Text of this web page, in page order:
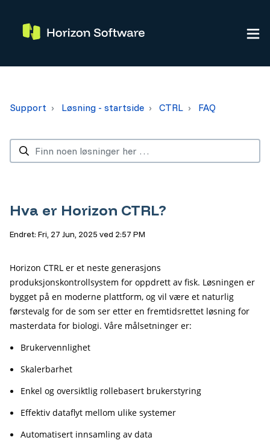
Support Løsning - startside CTRL FAQ
Hva er Horizon CTRL?
Endret: Fri, 27 Jun, 2025 ved 2:57 PM
Horizon CTRL er et neste generasjons
produksjonskontrollsystem for oppdrett av fisk. Løsningen er
bygget på en moderne plattform, og vil være et naturlig
førstevalg for de som ser etter en fremtidsrettet løsning for
masterdata for biologi. Våre målsetninger er:
Brukervennlighet
Skalerbarhet
Enkel og oversiktlig rollebasert brukerstyring
Effektiv dataflyt mellom ulike systemer
Automatisert innsamling av data